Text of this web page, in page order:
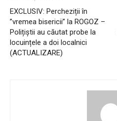
EXCLUSIV: Percheziții în
”vremea bisericii” la ROGOZ –
Polițiștii au căutat probe la
locuințele a doi localnici
(ACTUALIZARE)